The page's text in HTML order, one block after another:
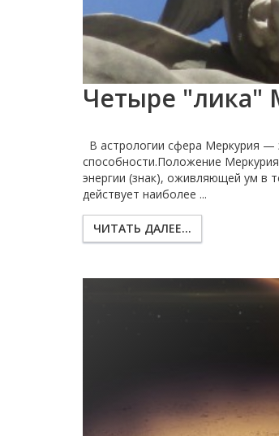
Четыре "лика"
В астрологии сфера Меркурия —
способности.Положение
энергии (знак), оживляющей ум в
действует наиболее ...
ЧИТАТЬ ДАЛЕЕ...